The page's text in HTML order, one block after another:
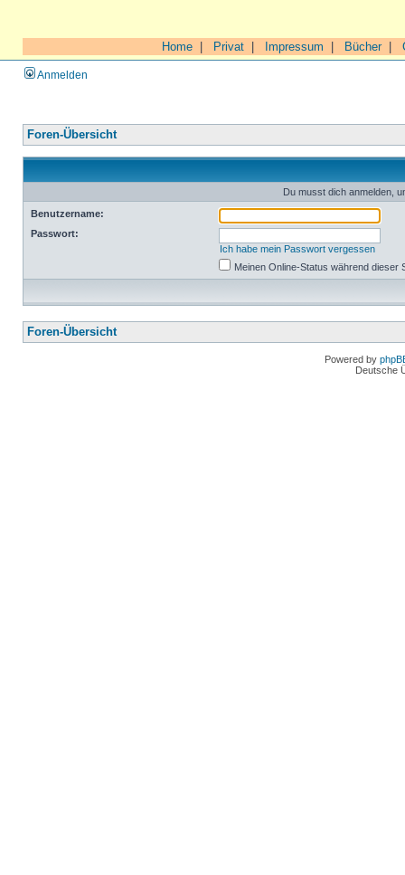
Home Privat Impressum Bücher|
Anmelden
Foren-Übersicht
Du musst dich anmelden,
Benutzername:
Passwort:
Ich habe mein Passwort vergessen
Meinen Online-Status während dieser
Foren-Übersicht
Powered by
Deutsche